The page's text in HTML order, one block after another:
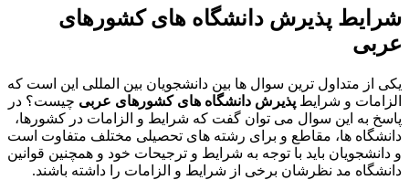
شرایط پذیرش دانشگاه های کشورهای
عربی
یکی از متداول ترین سوال ها بین دانشجویان بین المللی این است که
الزامات و شرایط پذیرش دانشگاه های کشورهای عربی چیست؟ در
پاسخ به این سوال می توان گفت که شرایط و الزامات در کشورها،
دانشگاه ها، مقاطع و برای رشته های تحصیلی مختلف متفاوت است
و دانشجویان باید با توجه به شرایط و ترجیحات خود و همچنین قوانین
دانشگاه مد نظرشان برخی از شرایط و الزامات را داشته باشند.